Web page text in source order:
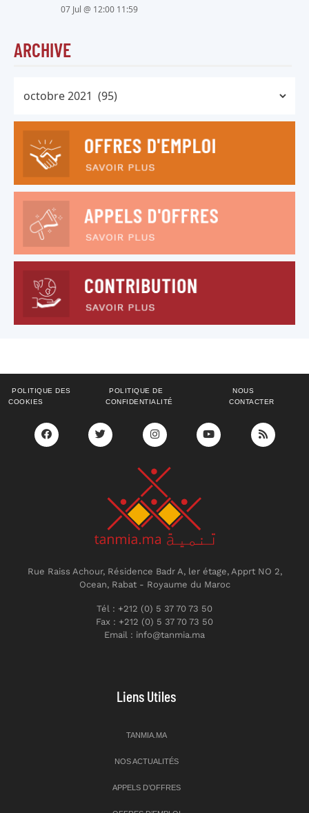
07 Jul @ 12:00 11:59
ARCHIVE
POLITIQUE DES
COOKIES
POLITIQUE DE
CONFIDENTIALITÉ
NOUS
CONTACTER
Rue Raiss Achour, Résidence Badr A, ler étage, Apprt NO 2,
Ocean, Rabat - Royaume du Maroc
Tél : +212 (0) 5 37 70 73 50
Fax : +212 (0) 5 37 70 73 50
Email : info@tanmia.ma
Liens Utiles
TANMIA.MA
NOS ACTUALITÉS
APPELS D’OFFRES